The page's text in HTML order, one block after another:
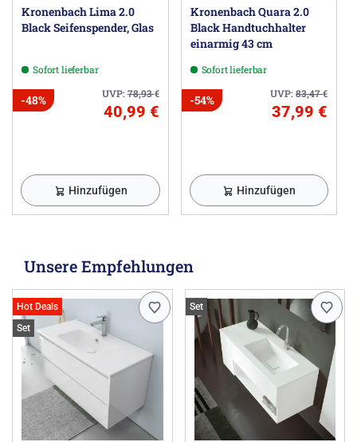
Kronenbach Lima 2.0
Black Seifenspender, Glas
Sofort lieferbar
UVP:78,93€
-48%
40,99 €
Hinzufügen
Kronenbach Quara 2.0
Black Handtuchhalter
einarmig 43 cm
Sofort lieferbar
UVP:83,47€
-54%
37,99 €
Hinzufügen
Unsere Empfehlungen
Hot Deals
Set
Set